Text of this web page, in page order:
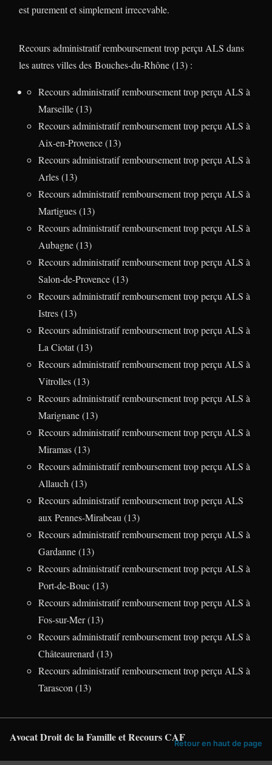
est purement et simplement irrecevable.
Recours administratif remboursement trop perçu ALS dans
les autres villes des Bouches-du-Rhône (13) :
Recours administratif remboursement trop perçu ALS à
Marseille (13)
Recours administratif remboursement trop perçu ALS à
Aix-en-Provence (13)
Recours administratif remboursement trop perçu ALS à
Arles (13)
Recours administratif remboursement trop perçu ALS à
Martigues (13)
Recours administratif remboursement trop perçu ALS à
Aubagne (13)
Recours administratif remboursement trop perçu ALS à
Salon-de-Provence (13)
Recours administratif remboursement trop perçu ALS à
Istres (13)
Recours administratif remboursement trop perçu ALS à
La Ciotat (13)
Recours administratif remboursement trop perçu ALS à
Vitrolles (13)
Recours administratif remboursement trop perçu ALS à
Marignane (13)
Recours administratif remboursement trop perçu ALS à
Miramas (13)
Recours administratif remboursement trop perçu ALS à
Allauch (13)
Recours administratif remboursement trop perçu ALS
aux Pennes-Mirabeau (13)
Recours administratif remboursement trop perçu ALS à
Gardanne (13)
Recours administratif remboursement trop perçu ALS à
Port-de-Bouc (13)
Recours administratif remboursement trop perçu ALS à
Fos-sur-Mer (13)
Recours administratif remboursement trop perçu ALS à
Châteaurenard (13)
Recours administratif remboursement trop perçu ALS à
Tarascon (13)
Avocat Droit de la Famille et Recours CAFRetour en haut de page